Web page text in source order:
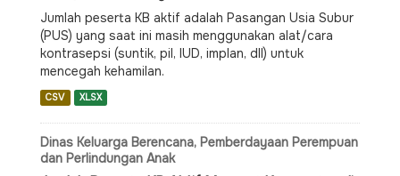
Jumlah peserta KB aktif adalah Pasangan Usia Subur
(PUS) yang saat ini masih menggunakan alat/cara
kontrasepsi (suntik, pil, IUD, implan, dll) untuk
mencegah kehamilan.
CSV XLSX
Dinas Keluarga Berencana, Pemberdayaan Perempuan
dan Perlindungan Anak